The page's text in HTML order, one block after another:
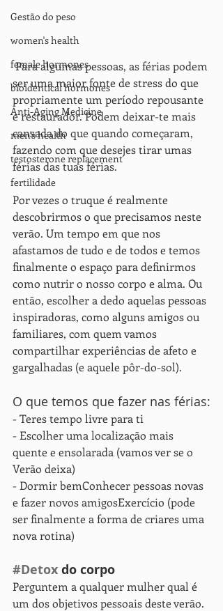
Gestão do peso
women's health
female hormones
bioidentical hormones
Anti-Aging Medicine
men's health
testosterone replacement
fertilidade
Para algumas pessoas, as férias podem
ser uma maior fonte de stress do que
propriamente um período repousante
e restaurador. Podem deixar-te mais
cansada do que quando começaram,
fazendo com que desejes tirar umas
férias das tuas férias.
Por vezes o truque é realmente
descobrirmos o que precisamos neste
verão. Um tempo em que nos
afastamos de tudo e de todos e temos
finalmente o espaço para definirmos
como nutrir o nosso corpo e alma. Ou
então, escolher a dedo aquelas pessoas
inspiradoras, como alguns amigos ou
familiares, com quem vamos
compartilhar experiências de afeto e
gargalhadas (e aquele pôr-do-sol).
O que temos que fazer nas férias:
- Teres tempo livre para ti
- Escolher uma localização mais
quente e ensolarada (vamos ver se o
Verão deixa)
- Dormir bemConhecer pessoas novas
e fazer novos amigosExercício (pode
ser finalmente a forma de criares uma
nova rotina)
#Detox do corpo
Perguntem a qualquer mulher qual é
um dos objetivos pessoais deste verão.